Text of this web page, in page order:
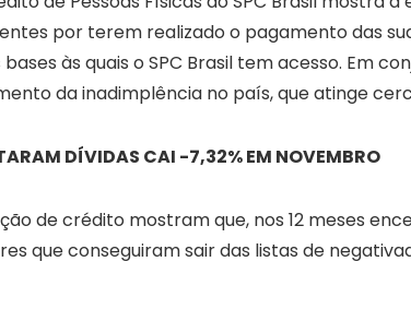
por terem realizado o pagamento das
às quais o SPC Brasil tem acesso. Em
da inadimplência no país, que atinge
DÍVIDAS CAI -7,32% EM NOVEMBRO
de crédito mostram que, nos 12 meses
que conseguiram sair das listas de